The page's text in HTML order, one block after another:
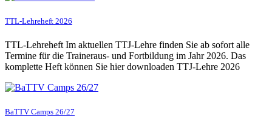
TTL-Lehreheft 2026
TTL-Lehreheft Im aktuellen TTJ-Lehre finden Sie ab sofort alle
Termine für die Traineraus- und Fortbildung im Jahr 2026. Das
komplette Heft können Sie hier downloaden TTJ-Lehre 2026
BaTTV Camps 26/27